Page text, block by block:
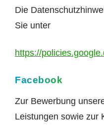
Die
Sie unter
https://
Facebook
Zur Bewerbung
Leistungen sowie zur